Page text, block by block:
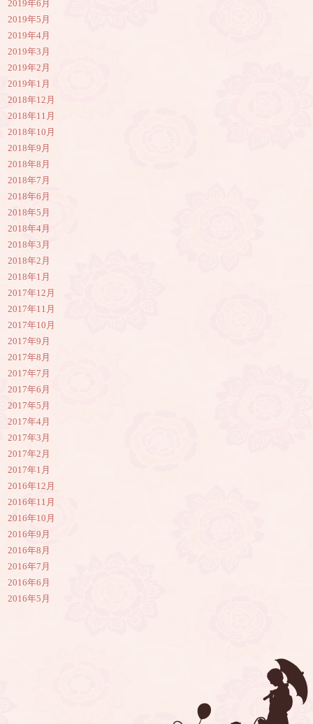
2019年6月
2019年5月
2019年4月
2019年3月
2019年2月
2019年1月
2018年12月
2018年11月
2018年10月
2018年9月
2018年8月
2018年7月
2018年6月
2018年5月
2018年4月
2018年3月
2018年2月
2018年1月
2017年12月
2017年11月
2017年10月
2017年9月
2017年8月
2017年7月
2017年6月
2017年5月
2017年4月
2017年3月
2017年2月
2017年1月
2016年12月
2016年11月
2016年10月
2016年9月
2016年8月
2016年7月
2016年6月
2016年5月